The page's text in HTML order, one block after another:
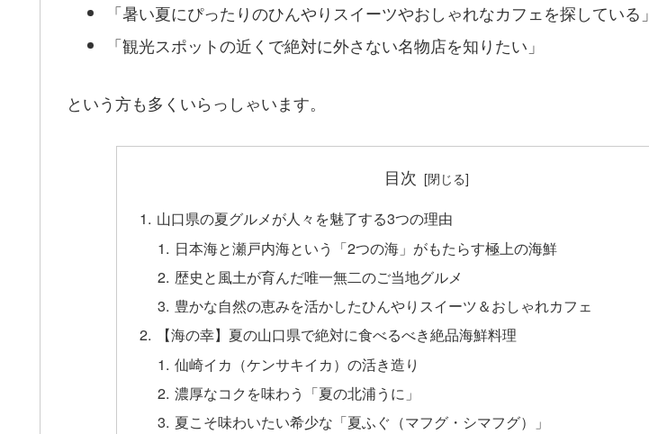
「暑い夏にぴったりのひんやりスイーツやおしゃれなカフェを探している」
「観光スポットの近くで絶対に外さない名物店を知りたい」
という方も多くいらっしゃいます。
目次
山口県の夏グルメが人々を魅了する3つの理由
日本海と瀬戸内海という「2つの海」がもたらす極上の海鮮
歴史と風土が育んだ唯一無二のご当地グルメ
豊かな自然の恵みを活かしたひんやりスイーツ＆おしゃれカフェ
【海の幸】夏の山口県で絶対に食べるべき絶品海鮮料理
仙崎イカ（ケンサキイカ）の活き造り
濃厚なコクを味わう「夏の北浦うに」
夏こそ味わいたい希少な「夏ふぐ（マフグ・シマフグ）」